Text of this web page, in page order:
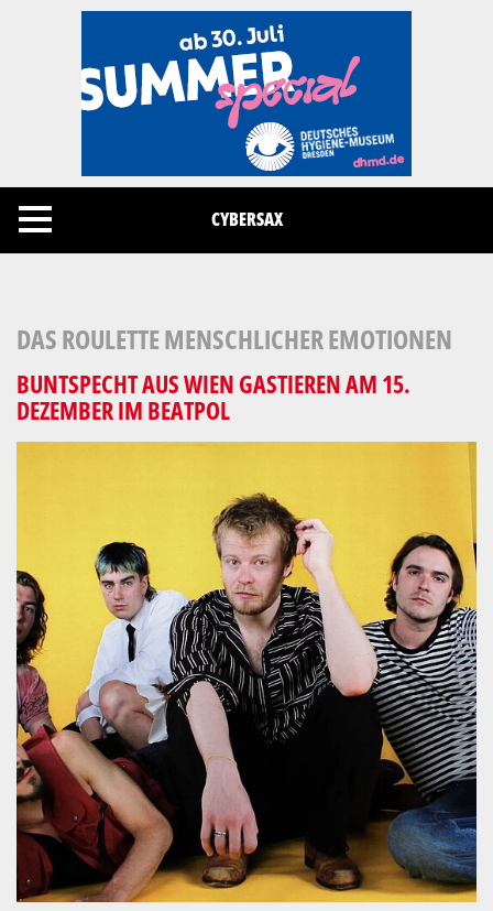
CYBERSAX
DAS ROULETTE MENSCHLICHER EMOTIONEN
BUNTSPECHT AUS WIEN GASTIEREN AM 15.
DEZEMBER IM BEATPOL
Cookies management panel